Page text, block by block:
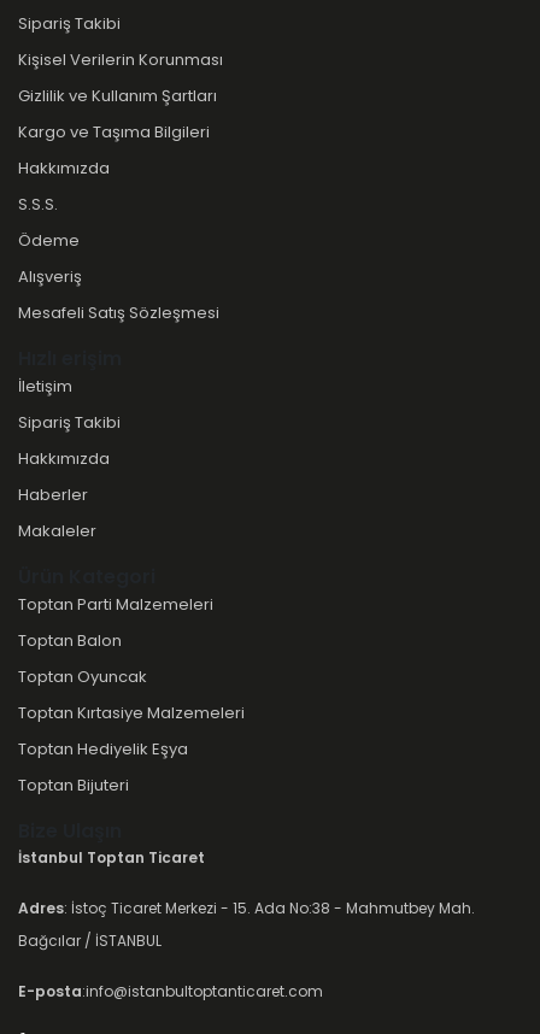
Sipariş Takibi
Kişisel Verilerin Korunması
Gizlilik ve Kullanım Şartları
Kargo ve Taşıma Bilgileri
Hakkımızda
S.S.S.
Ödeme
Alışveriş
Mesafeli Satış Sözleşmesi
İletişim
Sipariş Takibi
Hakkımızda
Haberler
Makaleler
Toptan Parti Malzemeleri
Toptan Balon
Toptan Oyuncak
Toptan Kırtasiye Malzemeleri
Toptan Hediyelik Eşya
Toptan Bijuteri
İstanbul Toptan Ticaret
Adres: İstoç Ticaret Merkezi - 15. Ada No:38 - Mahmutbey Mah.
Bağcılar / İSTANBUL
E-posta:info@istanbultoptanticaret.com